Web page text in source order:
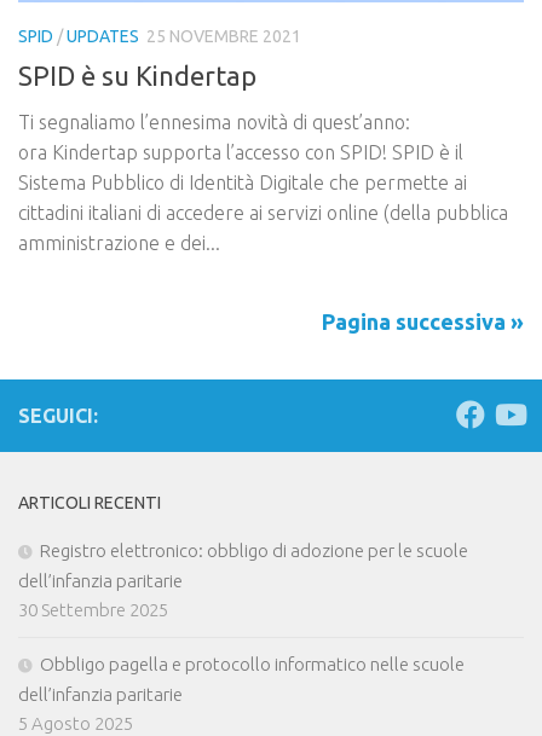
SPID /UPDATES 25 NOVEMBRE 2021
SPID è su Kindertap
Ti segnaliamo l’ennesima novità di quest’anno:
ora Kindertap supporta l’accesso con SPID! SPID è il
Sistema Pubblico di Identità Digitale che permette ai
cittadini italiani di accedere ai servizi online (della pubblica
amministrazione e dei...
Pagina successiva »
SEGUICI:
ARTICOLI RECENTI
Registro elettronico: obbligo di adozione per le scuole
dell’infanzia paritarie
30 Settembre 2025
Obbligo pagella e protocollo informatico nelle scuole
dell’infanzia paritarie
5 Agosto 2025